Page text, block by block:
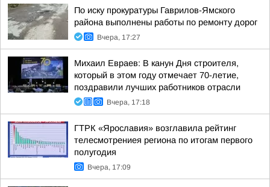
По иску прокуратуры Гаврилов-Ямского
района выполнены работы по ремонту дорог
Вчера, 17:27
Михаил Евраев: В канун Дня строителя,
который в этом году отмечает 70-летие,
поздравили лучших работников отрасли
Вчера, 17:18
ГТРК «Ярославия» возглавила рейтинг
телесмотрениея региона по итогам первого
полугодия
Вчера, 17:09